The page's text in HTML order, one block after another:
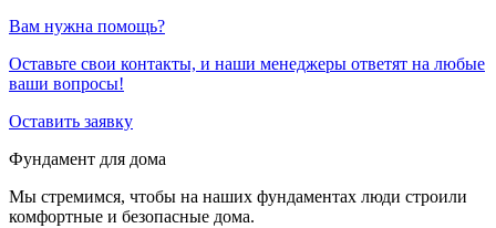
Вам нужна помощь?
Оставьте свои контакты, и наши менеджеры ответят на любые
ваши вопросы!
Оставить заявку
Фундамент для дома
Мы стремимся, чтобы на наших фундаментах люди строили
комфортные и безопасные дома.